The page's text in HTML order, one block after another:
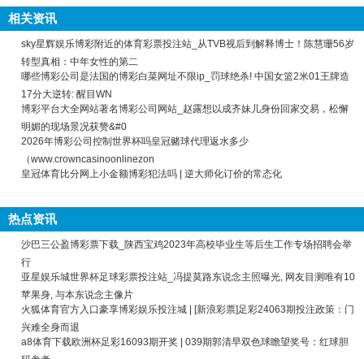
相关资讯
sky星辉娱乐博彩附近的体育彩票投注站_从TVB视后到解释博士！陈慧珊56岁
转型真相：中年女性的第二
哪些博彩公司是法国的博彩白菜网址不限ip_罚球绝杀! 中国女篮2米01王牌造
17分大逆转: 醒目WN
博彩平台大全网站著名博彩公司网站_赵露想以成齐妹儿身份回家交易，松懈
明媚的现场景况获赞&#0
2026年博彩公司控制世界杯吗皇冠赌球代理返水多少
（www.crowncasinoonlinezon
皇冠体育比分网上小金额博彩犯法吗 | 逆大师化订价的常态化
热点资讯
沙巴三公盈博彩票下载_陕西宝鸡2023年高校毕业生等后生工作专场招聘会举
行
亚星娱乐城世界杯足球彩票投注站_冯提莫路东说念主照曝光, 网友目测唯有10
苹果身, 与本东说念主像片
火狐体育官方入口豪享博彩娱乐投注城 | [新浪彩票]足彩24063期投注政策：门
兴难全身而退
a8体育下载欧洲杯足彩16093期开奖 | 039期郭清早双色球瞻望奖号：红球胆